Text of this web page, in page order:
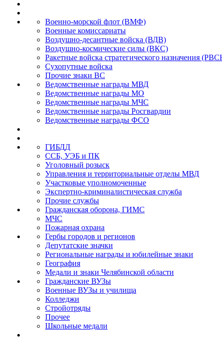
Военно-морской флот (ВМФ)
Военные комиссариаты
Воздушно-десантные войска (ВДВ)
Воздушно-космические силы (ВКС)
Ракетные войска стратегического назначения
Сухопутные войска
Прочие знаки ВС
Ведомственные награды МВД
Ведомственные награды МО
Ведомственные награды МЧС
Ведомственные награды Росгвардии
Ведомственные награды ФСО
ГИБДД
ССБ, УЭБ и ПК
Уголовный розыск
Управления и территориальные отделы МВД
Участковые уполномоченные
Экспертно-криминалистическая служба
Прочие службы
Гражданская оборона, ГИМС
МЧС
Пожарная охрана
Гербы городов и регионов
Депутатские значки
Региональные награды и юбилейные знаки
География
Медали и знаки Челябинской области
Гражданские ВУЗы
Военные ВУЗы и училища
Колледжи
Стройотряды
Прочее
Школьные медали